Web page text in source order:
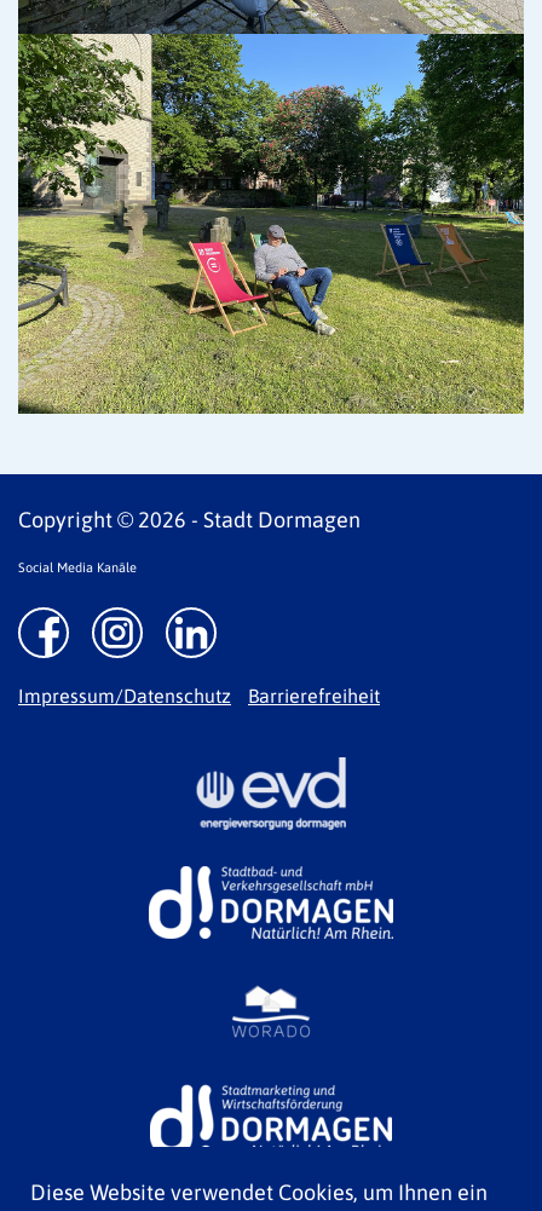
Diese Website verwendet Cookies, um Ihnen ein
Copyright © 2026 - Stadt Dormagen
Social Media Kanäle
Impressum/Datenschutz Barrierefreiheit